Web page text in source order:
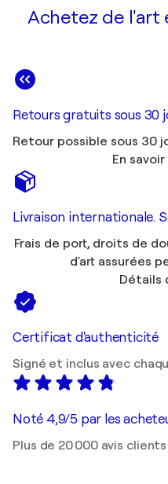
Achetez de l'art
Retours gratuits sous 30
Retour possible sous 30
En
Livraison internationale.
Frais de port, droits de
d'art assurées
Détails
Certificat d'authenticité
Signé et inclus avec
Noté 4,9/5 par les
Plus de 20 000 avis clients